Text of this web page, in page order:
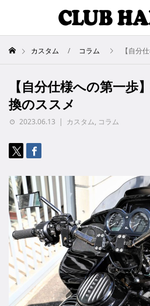
カスタム コラム 【自分仕
【自分仕様への第一歩
換のススメ
2023.06.13 カスタム, コラム